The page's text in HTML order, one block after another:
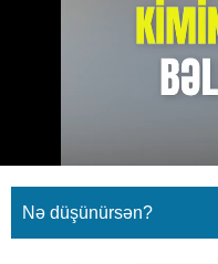
Nə düşünürsən?